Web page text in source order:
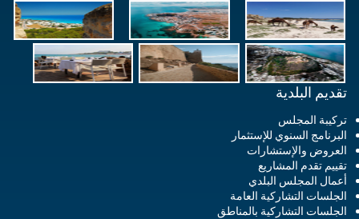
تقديم البلدية
تركيبة المجلس
البرنامج السنوي للإستثمار
العروض والإستشارات
تقييم تقدم المشاريع
أعمال المجلس البلدي
الجلسات التشاركية العامة
الجلسات التشاركية بالمناطق